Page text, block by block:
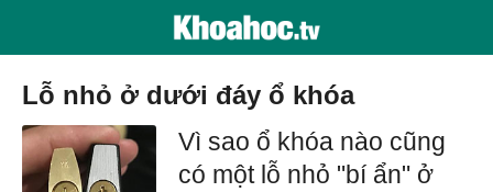
lỗ nhỏ ở dưới đáy ổ khóa
Vì sao ổ khóa nào cũng
có một lỗ nhỏ "bí ẩn" ở